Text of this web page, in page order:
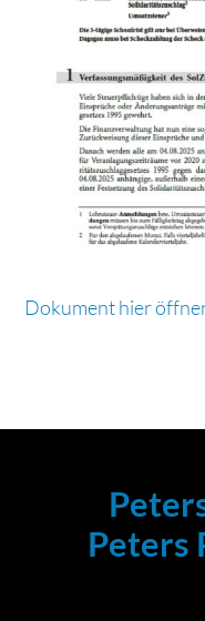
Dokument hier
Peters